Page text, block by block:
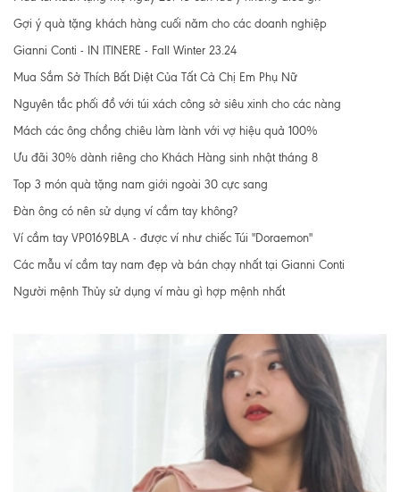
Gợi ý quà tặng khách hàng cuối năm cho các doanh nghiệp
Gianni Conti - IN ITINERE - Fall Winter 23.24
Mua Sắm Sở Thích Bất Diệt Của Tất Cả Chị Em Phụ Nữ
Nguyên tắc phối đồ với túi xách công sở siêu xinh cho các nàng
Mách các ông chồng chiêu làm lành với vợ hiệu quả 100%
Ưu đãi 30% dành riêng cho Khách Hàng sinh nhật tháng 8
Top 3 món quà tặng nam giới ngoài 30 cực sang
Đàn ông có nên sử dụng ví cầm tay không?
Ví cầm tay VP0169BLA - được ví như chiếc Túi "Doraemon"
Các mẫu ví cầm tay nam đẹp và bán chạy nhất tại Gianni Conti
Người mệnh Thủy sử dụng ví màu gì hợp mệnh nhất